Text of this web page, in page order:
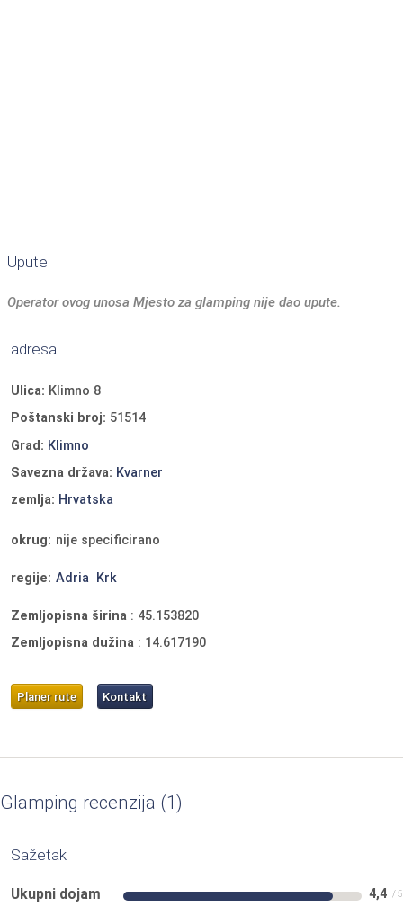
Upute
Operator ovog unosa Mjesto za glamping nije dao upute.
adresa
Ulica: Klimno 8
Poštanski broj: 51514
Grad: Klimno
Savezna država: Kvarner
zemlja: Hrvatska
okrug: nije specificirano
regije: Adria Krk
Zemljopisna širina : 45.153820
Zemljopisna dužina : 14.617190
Planer rute Kontakt
Glamping recenzija 1
Sažetak
Ukupni dojam 4,4